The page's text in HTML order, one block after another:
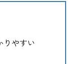
りやすい